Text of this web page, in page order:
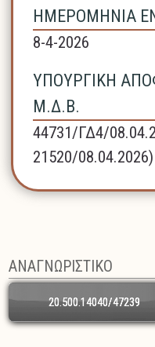
ΗΜΕΡΟΜΗΝΙΑ
8-4-2026
ΥΠΟΥΡΓΙΚΗ
Μ.Δ.Β.
44731/ΓΔ4/
21520/08.04.2026)
ΑΝΑΓΝΩΡΙΣΤΙΚΟ
20.500.14040/47239